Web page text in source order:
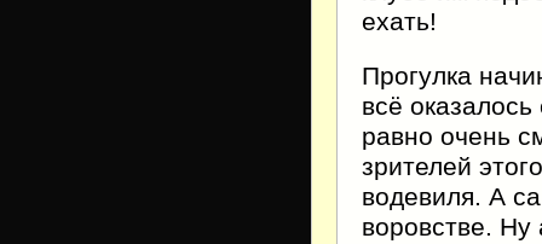
ехать!
Прогулка
всё
равно очень
зрителей
водевиля. А
воровстве.